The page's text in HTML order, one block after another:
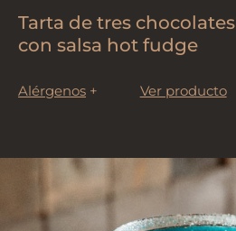
Tarta de tres chocolates
con salsa hot fudge
Alérgenos + Ver producto